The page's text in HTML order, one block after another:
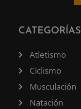
CATEGORÍAS
Atletismo
Ciclismo
Musculación
Natación